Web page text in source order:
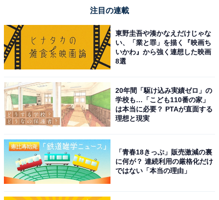
注目の連載
東野圭吾や湊かなえだけじゃな
い、「業と罪」を描く『映画ち
いかわ』から強く連想した映画
8選
20年間「駆け込み実績ゼロ」の
学校も…「こども110番の家」
は本当に必要？ PTAが直面する
理想と現実
「青春18きっぷ」販売激減の裏
に何が？ 連続利用の厳格化だけ
ではない「本当の理由」